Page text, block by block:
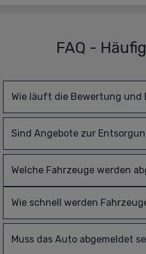
FAQ -
Wie läuft die Bewertung und
Sind Angebote zur
Welche Fahrzeuge werden
Wie schnell werden
Muss das Auto abgemeldet